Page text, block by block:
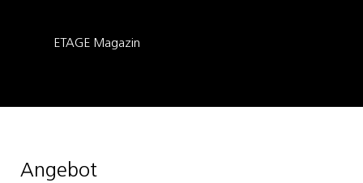
ETAGE Magazin
Angebot